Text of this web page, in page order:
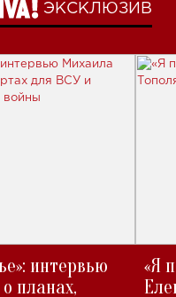
ЭКСКЛЮЗИВ
интервью
планах,
«Я